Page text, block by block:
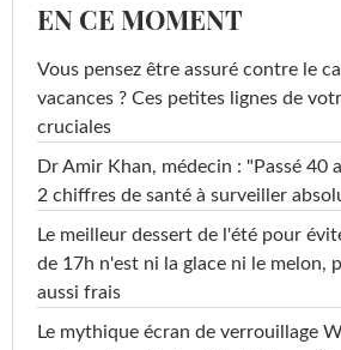
EN CE MOMENT
Vous pensez être assuré contre le
vacances ? Ces petites lignes de
cruciales
Dr Amir Khan, médecin : "Passé 40
2 chiffres de santé à surveiller
Le meilleur dessert de l'été pour
de 17h n'est ni la glace ni le melon,
aussi frais
Le mythique écran de verrouillage